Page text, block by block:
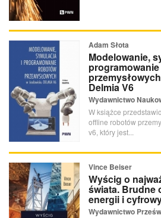
Adam Słota
Modelowanie,
Delmia V6
Wydawnictwo
W książce
offline robotów
v6, który jest...
Vince Beiser
Wyścig o
świata. Brudne
energii i
Wydawnictwo